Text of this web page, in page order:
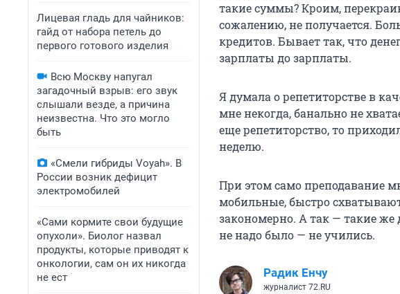
Лицевая гладь для чайников:
гайд от набора петель до
первого готового изделия
Всю Москву напугал
загадочный взрыв: его звук
слышали везде, а причина
неизвестна. Что это могло
быть
«Смели гибриды Voyah». В
России возник дефицит
электромобилей
«Сами кормите свои будущие
опухоли». Биолог назвал
продукты, которые приводят к
онкологии, сам он их никогда
не ест
такие суммы? Кроим,
сожалению, не получается.
кредитов. Бывает так, что
зарплаты до зарплаты.
Я думала о репетиторстве в
мне некогда, банально не
еще репетиторство, то
неделю.
При этом само преподавание
мобильные, быстро
закономерно. А так — такие
не надо было — не учились.
Радик Енчу
журналист 72.RU